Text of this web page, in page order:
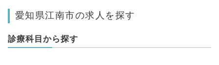
愛知県江南市の求人を探す
診療科目から探す